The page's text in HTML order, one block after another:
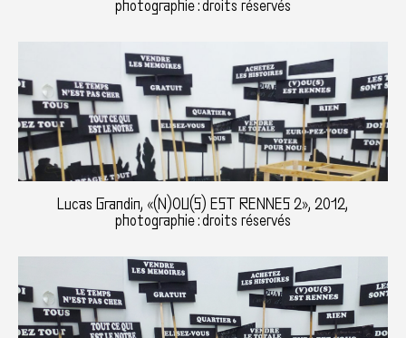
photographie : droits réservés
Lucas Grandin, «(N)OU(S) EST RENNES 2», 2012,
photographie : droits réservés